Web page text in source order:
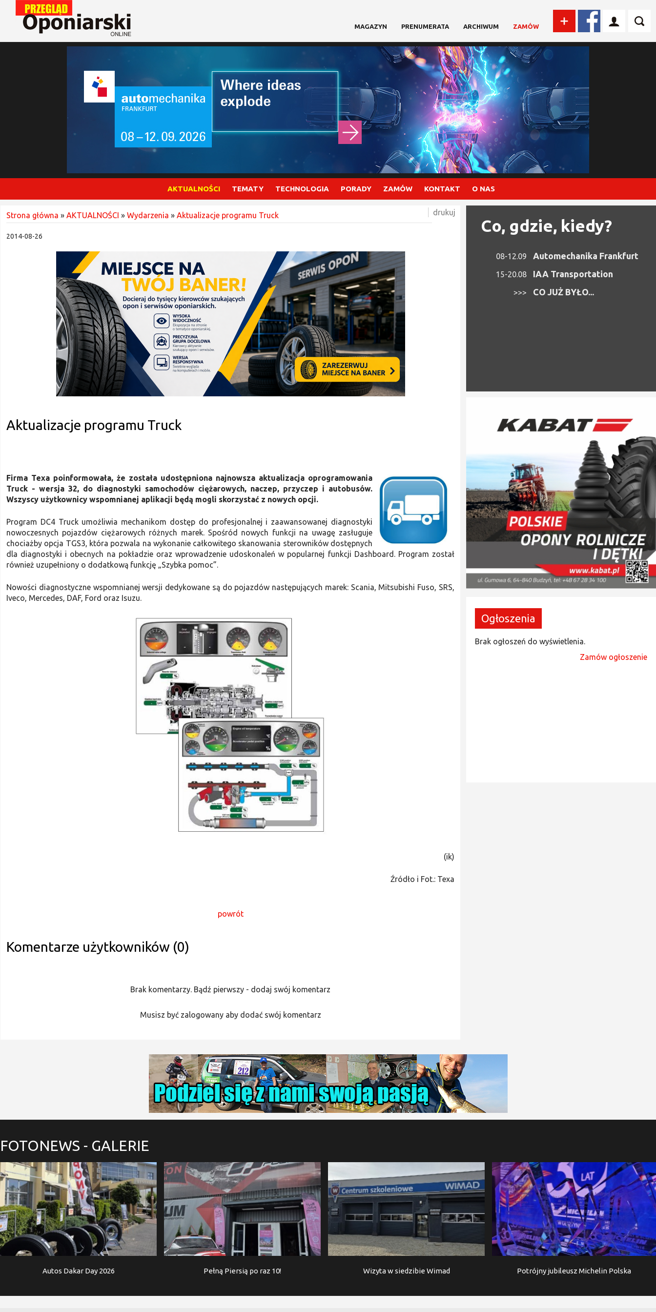
MAGAZYN PRENUMERATA ARCHIWUM ZAMÓW
AKTUALNOŚCI TEMATY TECHNOLOGIA PORADY ZAMÓW KONTAKT O NAS
Strona główna » AKTUALNOŚCI » Wydarzenia » Aktualizacje programu Truck
2014-08-26
Aktualizacje programu Truck
Firma Texa poinformowała, że została udostępniona najnowsza aktualizacja oprogramowania
Truck - wersja 32, do diagnostyki samochodów ciężarowych, naczep, przyczep i autobusów.
Wszyscy użytkownicy wspomnianej aplikacji będą mogli skorzystać z nowych opcji.
Program DC4 Truck umożliwia mechanikom dostęp do profesjonalnej i zaawansowanej diagnostyki
nowoczesnych pojazdów ciężarowych różnych marek. Spośród nowych funkcji na uwagę zasługuje
chociażby opcja TGS3, która pozwala na wykonanie całkowitego skanowania sterowników dostępnych
dla diagnostyki i obecnych na pokładzie oraz wprowadzenie udoskonaleń w popularnej funkcji Dashboard. Program został
również uzupełniony o dodatkową funkcję „Szybka pomoc”.
Nowości diagnostyczne wspomnianej wersji dedykowane są do pojazdów następujących marek: Scania, Mitsubishi Fuso, SRS,
Iveco, Mercedes, DAF, Ford oraz Isuzu.
(ik)
Źródło i Fot.: Texa
drukuj
powrót
Komentarze użytkowników (0)
Brak komentarzy. Bądź pierwszy - dodaj swój komentarz
Musisz być zalogowany aby dodać swój komentarz
Co, gdzie, kiedy?
08-12.09 Automechanika Frankfurt
15-20.08 IAA Transportation
>>> CO JUŻ BYŁO...
Ogłoszenia
Brak ogłoszeń do wyświetlenia.
Zamów ogłoszenie
FOTONEWS - GALERIE
Autos Dakar Day 2026 Pełną Piersią po raz 10! Wizyta w siedzibie Wimad Potrójny jubileusz Michelin Polska